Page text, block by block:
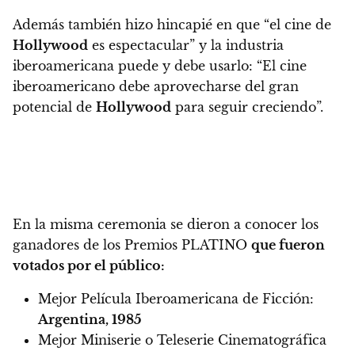
Además también hizo hincapié en que “el cine de
Hollywood es espectacular” y la industria
iberoamericana puede y debe usarlo: “El cine
iberoamericano debe aprovecharse del gran
potencial de Hollywood para seguir creciendo”.
En la misma ceremonia se dieron a conocer los
ganadores de los Premios PLATINO que fueron
votados por el público:
Mejor Película Iberoamericana de Ficción:
Argentina, 1985
Mejor Miniserie o Teleserie Cinematográfica